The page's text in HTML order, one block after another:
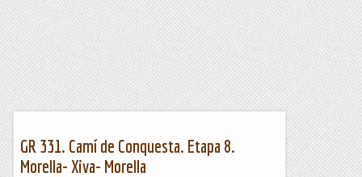
GR 331. Camí de Conquesta. Etapa 8.
Morella- Xiva- Morella